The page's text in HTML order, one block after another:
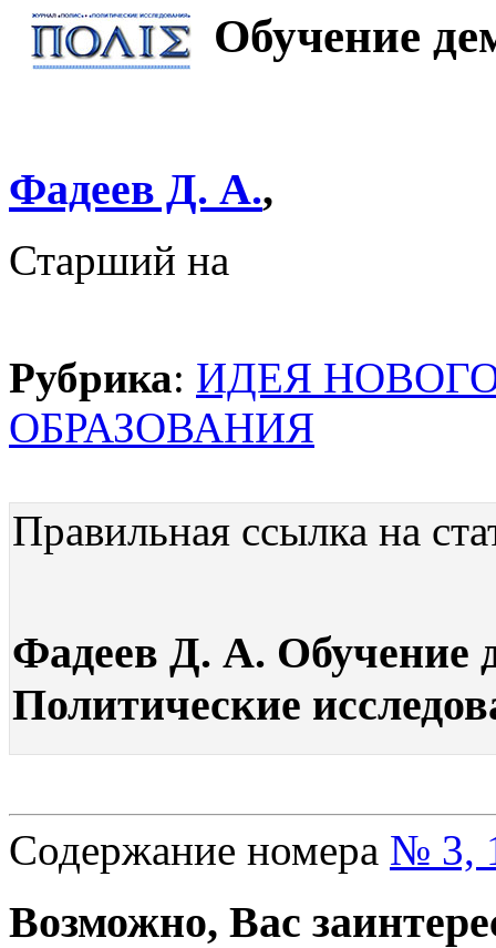
Обучение
Фадеев Д. А.,
Старший на
Рубрика: ИДЕЯ
ОБРАЗОВАНИЯ
Правильная ссылка на
Фадеев Д. А. Обучение
Политические
Содержание номера № 3,
Возможно, Вас